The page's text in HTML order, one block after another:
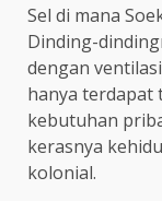
Sel di mana
Dinding-
dengan
hanya terdapat
kebutuhan
kerasnya
kolonial.